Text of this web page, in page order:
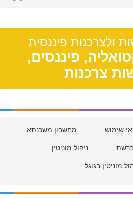
ולצרכנות פיננסית
פיננסים,
צרכנות
שימוש מחשבון משכנתא
ברשת ניהול מוניטין
מוניטין בגוגל